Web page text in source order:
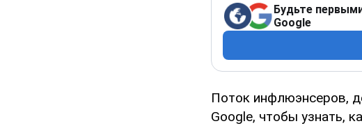
Будьте
Google
Поток инфлюэнсеров,
Google, чтобы узнать,